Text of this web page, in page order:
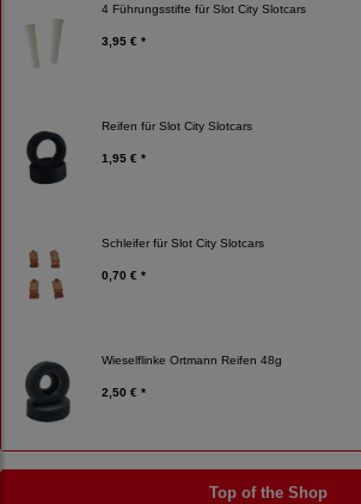
4 Führungsstifte für Slot City Slotcars
3,95 € *
Reifen für Slot City Slotcars
1,95 € *
Schleifer für Slot City Slotcars
0,70 € *
Wieselflinke Ortmann Reifen 48g
2,50 € *
Top of the Shop